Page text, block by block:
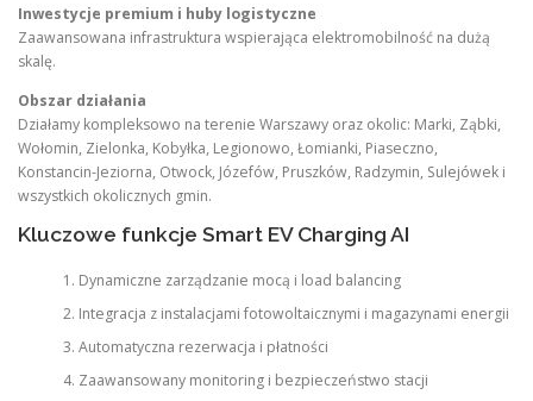
Inwestycje premium i huby logistyczne
Zaawansowana infrastruktura wspierająca elektromobilność na dużą
skalę.
Obszar działania
Działamy kompleksowo na terenie Warszawy oraz okolic: Marki, Ząbki,
Wołomin, Zielonka, Kobyłka, Legionowo, Łomianki, Piaseczno,
Konstancin-Jeziorna, Otwock, Józefów, Pruszków, Radzymin, Sulejówek i
wszystkich okolicznych gmin.
Kluczowe funkcje Smart EV Charging AI
Dynamiczne zarządzanie mocą i load balancing
Integracja z instalacjami fotowoltaicznymi i magazynami energii
Automatyczna rezerwacja i płatności
Zaawansowany monitoring i bezpieczeństwo stacji